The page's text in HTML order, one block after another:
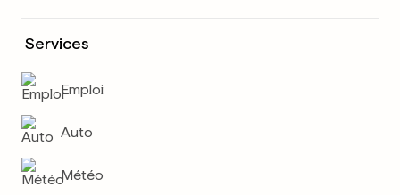
Services
Emploi
Auto
Météo